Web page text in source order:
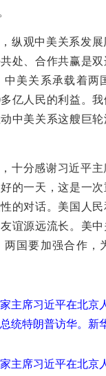
纵观中美关系发展
处、合作共赢是
中美关系承载着两
亿人民的利益。
中美关系这艘巨
十分感谢习近平
的一天，这是一
的对话。美国人
谊源远流长。美
两国要加强合作，
主席习近平在北京
统特朗普访华。新
主席习近平在北京